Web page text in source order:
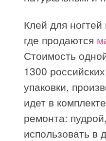
Клей для
где продаются
Стоимость
1300
упаковки,
идет в
ремонта:
использовать в